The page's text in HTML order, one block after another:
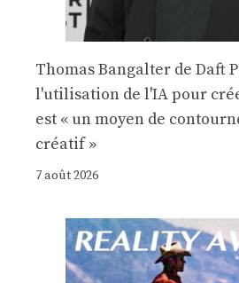
Thomas Bangalter de Daft
l'utilisation de l'IA pour
est « un moyen de
créatif »
7 août 2026